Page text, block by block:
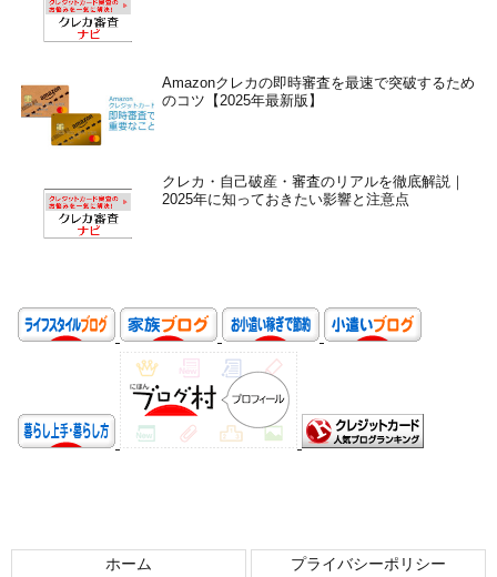
Amazonクレカの即時審査を最速で突破するため
のコツ【2025年最新版】
クレカ・自己破産・審査のリアルを徹底解説｜
2025年に知っておきたい影響と注意点
ホーム プライバシーポリシー